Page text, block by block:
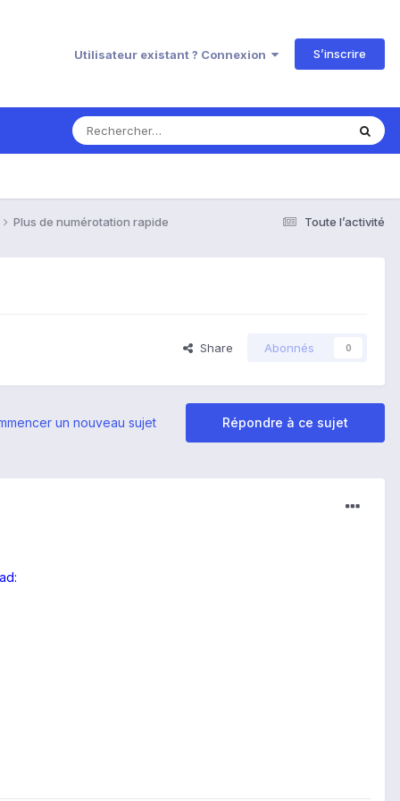
Utilisateur existant ? Connexion S’inscrire
Toute l’activité
Plus de numérotation rapide
Share Abonnés 0
Répondre à ce sujet
un nouveau sujet